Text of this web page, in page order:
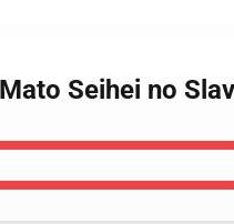
Seihei no